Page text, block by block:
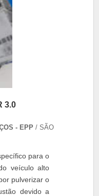
3.0
- EPP / SÃO
para o
veículo alto
pulverizar o
devido a